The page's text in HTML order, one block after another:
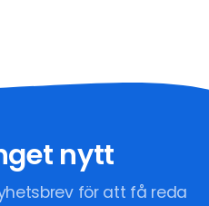
nytt
för att få reda